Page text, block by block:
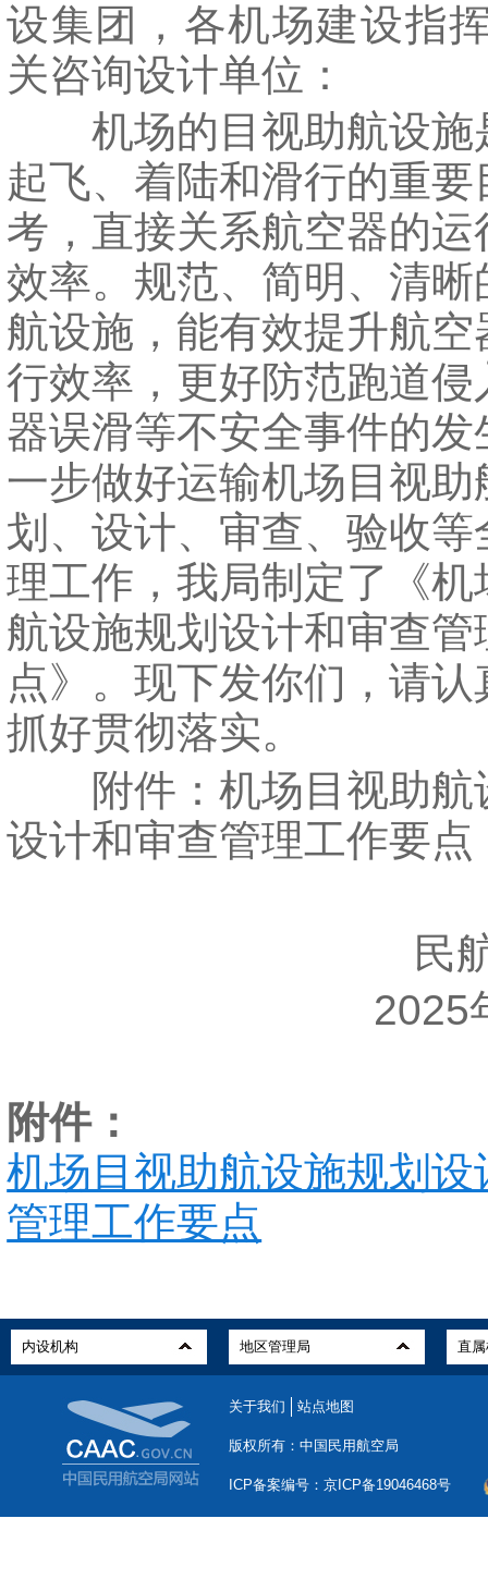
设集团，各机场建设指
关咨询设计单位：
机场的目视助航设施
起飞、着陆和滑行的重要
考，直接关系航空器的运
效率。规范、简明、清晰
航设施，能有效提升航空
行效率，更好防范跑道侵
器误滑等不安全事件的发
一步做好运输机场目视助
划、设计、审查、验收等
理工作，我局制定了《机
航设施规划设计和审查管
点》。现下发你们，请认
抓好贯彻落实。
附件：机场目视助航
设计和审查管理工作要点
民航
2025
附件：
机场目视助航设施规划设
管理工作要点
关于我们 站点地图
版权所有：中国民用航空局
ICP备案编号：京ICP备19046468号